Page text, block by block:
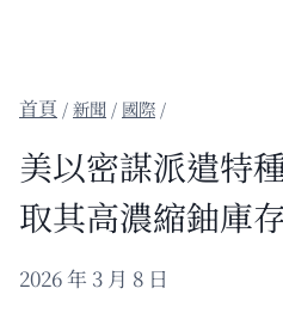
/新聞 / 國際 /
美以密謀派遣特
取其高濃縮鈾庫
2026 年 3 月 8 日